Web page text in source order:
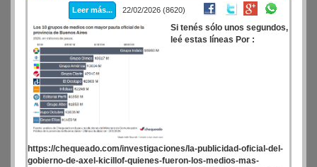
Leer más... 22/02/2026 (8620)
Si tenés sólo unos segundos,
leé estas líneas Por :
https://chequeado.com/investigaciones/la-publicidad-oficial-del-
gobierno-de-axel-kicillof-quienes-fueron-los-medios-mas-